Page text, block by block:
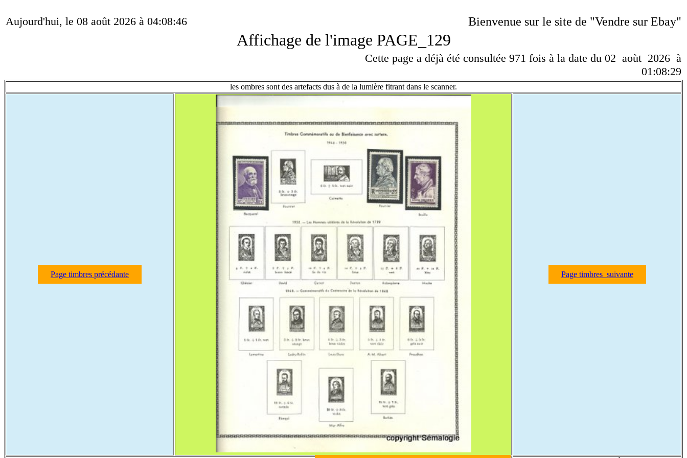
Aujourd'hui, le 08 août 2026 à 04:08:46 Bienvenue sur le site de "Vendre sur Ebay"
Affichage de l'image PAGE_129
Cette page a déjà été consultée 971 fois à la date du 02 aoùt 2026 à
01:08:29
les ombres sont des artefacts dus à de la lumière fitrant dans le scanner.
Page timbres précédante Page timbres suivante